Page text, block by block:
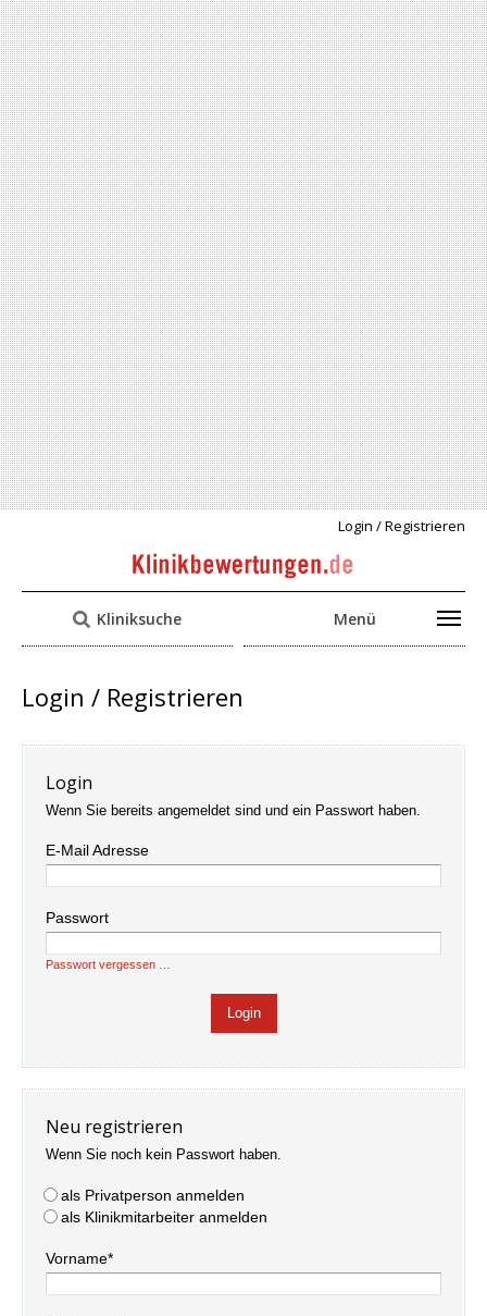
Login / Registrieren
Kliniksuche Menü
Login / Registrieren
Login
Wenn Sie bereits angemeldet sind und ein Passwort haben.
E-Mail Adresse
Passwort
Passwort vergessen …
Neu registrieren
Wenn Sie noch kein Passwort haben.
als Privatperson anmelden
als Klinikmitarbeiter anmelden
Vorname*